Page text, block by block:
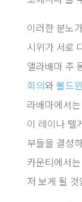
이러한 분노
시위가 서로
앨라배마 주
회의 와 볼드
라배마에서
이 레이나 텔
부들을 결성
카운티에서
저 보게 될 것